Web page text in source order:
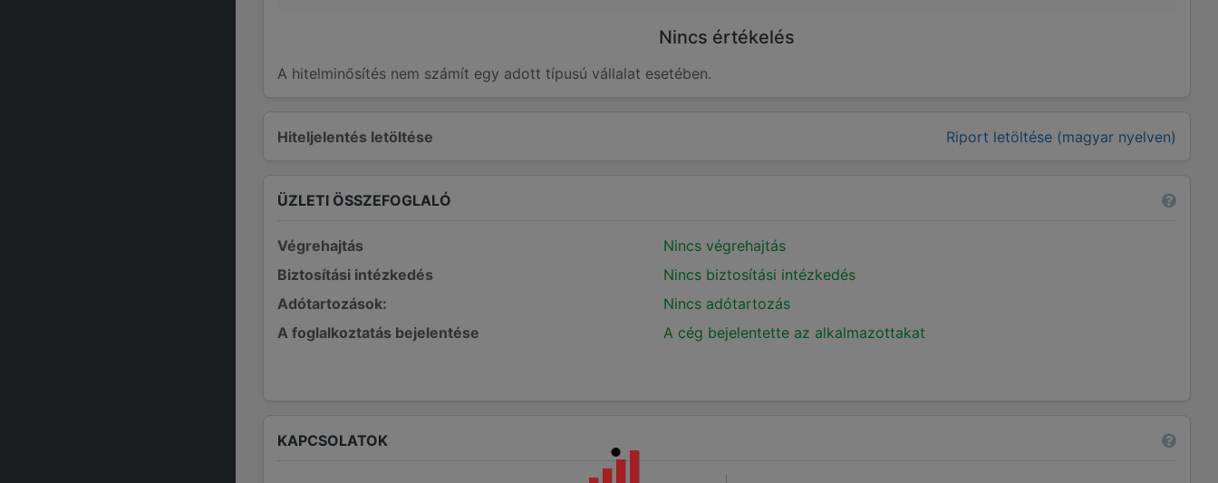
Hiteljelentés letöltése Riport letöltése (magyar nyelven)
Nincs értékelés
A hitelminősítés nem számít egy adott típusú vállalat esetében.
ÜZLETI ÖSSZEFOGLALÓ
Végrehajtás
Nincs végrehajtás
Biztosítási intézkedés
Nincs biztosítási intézkedés
Adótartozások:
Nincs adótartozás
A foglalkoztatás bejelentése
A cég bejelentette az alkalmazottakat
KAPCSOLATOK